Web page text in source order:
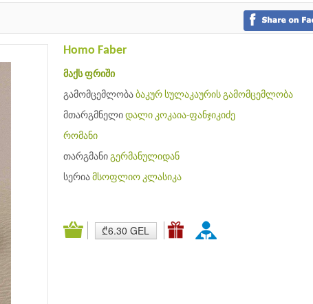
Homo Faber
მაქს ფრიში
გამომცემლობა ბაკურ სულაკაურის გამომცემლობა
მთარგმნელი დალი კოკაია-ფანჯიკიძე
რომანი
თარგმანი გერმანულიდან
სერია მსოფლიო კლასიკა
₾6.30 GEL